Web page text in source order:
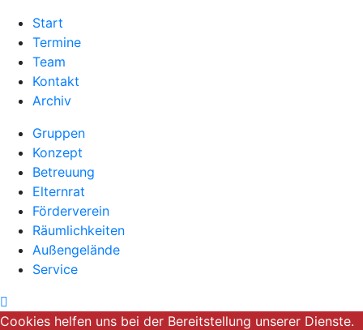
Start
Termine
Team
Kontakt
Archiv
Gruppen
Konzept
Betreuung
Elternrat
Förderverein
Räumlichkeiten
Außengelände
Service
Cookies helfen uns bei der Bereitstellung unserer Dienste.